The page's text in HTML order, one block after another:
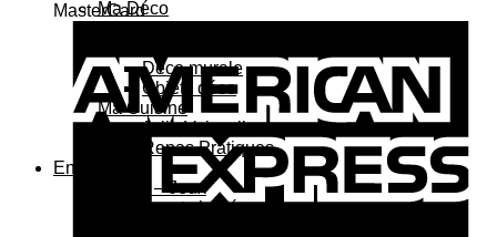
MasterCard
Ma Déco
Déco murale
Objets déco
Ma Cuisine
Jolie Vaisselle
Repas Pratiques
Enfant
Jouets – Jeux
Jouets bébé